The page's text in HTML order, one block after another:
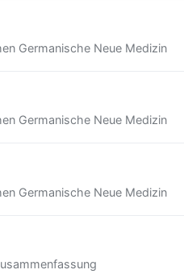
Germanische Neue Medizin
Germanische Neue Medizin
Germanische Neue Medizin